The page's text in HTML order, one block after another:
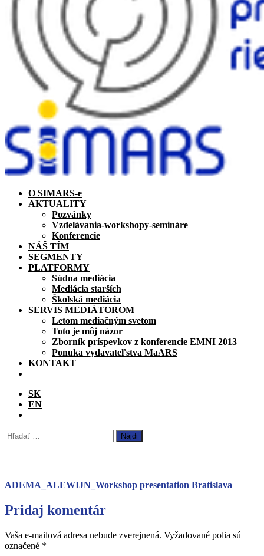
O SIMARS-e
AKTUALITY
Pozvánky
Vzdelávania-workshopy-semináre
Konferencie
NÁŠ TÍM
SEGMENTY
PLATFORMY
Súdna mediácia
Mediácia starších
Školská mediácia
SERVIS MEDIÁTOROM
Letom mediačným svetom
Toto je môj názor
Zborník príspevkov z konferencie EMNI 2013
Ponuka vydavateľstva MaARS
KONTAKT
SK
EN
Hľadať:
ADEMA_ALEWIJN_Workshop presentation Bratislava
Pridaj komentár
Vaša e-mailová adresa nebude zverejnená. Vyžadované polia sú
označené *